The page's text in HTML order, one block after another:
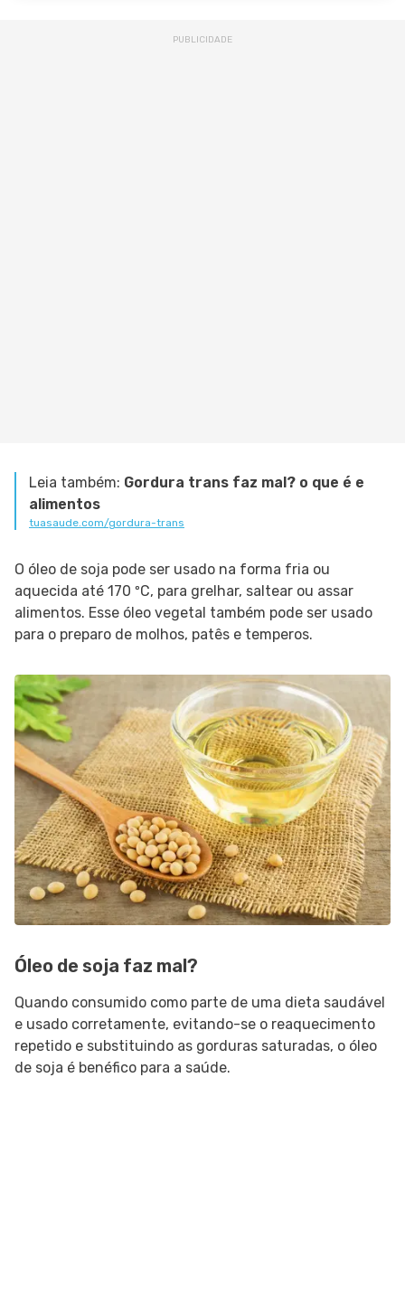
Leia também: Gordura trans faz mal? o que é e
alimentos
tuasaude.com/gordura-trans
O óleo de soja pode ser usado na forma fria ou
aquecida até 170 ºC, para grelhar, saltear ou assar
alimentos. Esse óleo vegetal também pode ser usado
para o preparo de molhos, patês e temperos.
Óleo de soja faz mal?
Quando consumido como parte de uma dieta saudável
e usado corretamente, evitando-se o reaquecimento
repetido e substituindo as gorduras saturadas, o óleo
de soja é benéfico para a saúde.